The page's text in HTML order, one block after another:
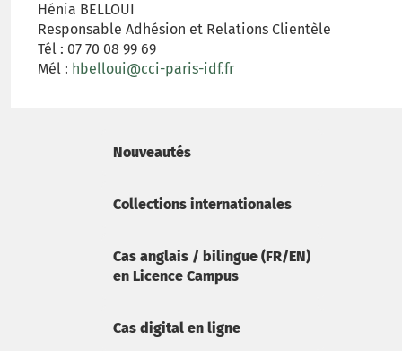
Hénia BELLOUI
Responsable Adhésion et Relations Clientèle
Tél : 07 70 08 99 69
Mél : hbelloui@cci-paris-idf.fr
Nouveautés
Collections internationales
Cas anglais / bilingue (FR/EN)
en Licence Campus
Cas digital en ligne